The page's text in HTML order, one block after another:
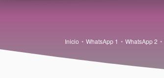
Inicio WhatsApp 1 WhatsApp 2